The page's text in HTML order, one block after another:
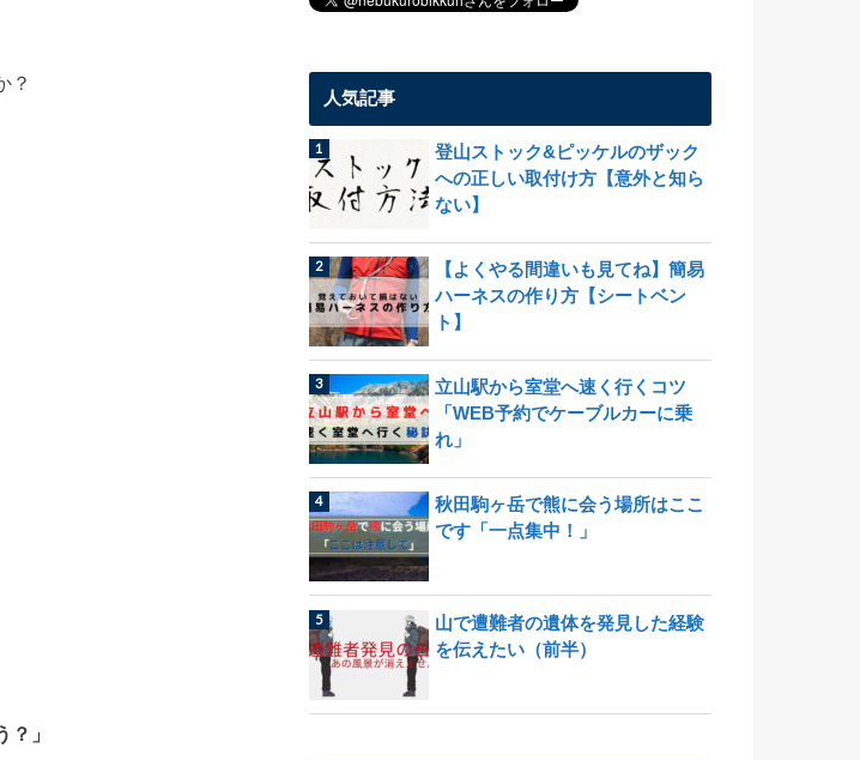
？
」
人気記事
登山ストック&ピッケルのザック
への正しい取付け方【意外と知ら
ない】
【よくやる間違いも見てね】簡易
ハーネスの作り方【シートベン
ト】
立山駅から室堂へ速く行くコツ
「WEB予約でケーブルカーに乗
れ」
秋田駒ヶ岳で熊に会う場所はここ
です「一点集中！」
山で遭難者の遺体を発見した経験
を伝えたい（前半）